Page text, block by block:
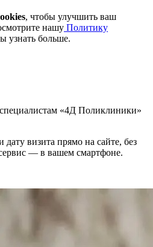
, чтобы улучшить ваш
нашу Политику
узнать больше.
«4Д Поликлиники»
визита прямо на сайте, без
— в вашем смартфоне.